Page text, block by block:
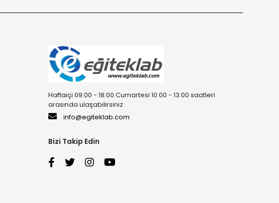
Haftaiçi 09:00 - 18:00 Cumartesi 10:00 - 13:00 saatleri
arasında ulaşabilirsiniz.
info@egiteklab.com
Bizi Takip Edin